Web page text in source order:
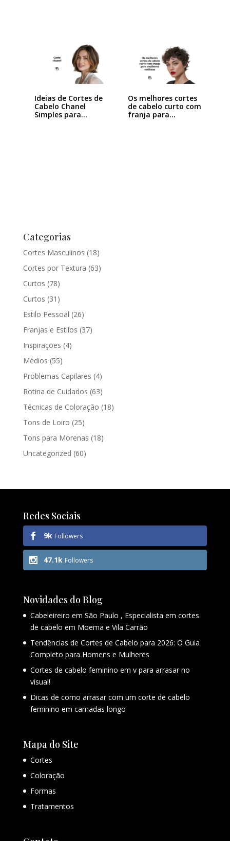
Ideias de Cortes de
Cabelo Chanel
Simples para…
Os melhores cortes
de cabelo curto com
franja para…
Categorias
Cortes Masculinos (18)
Cortes por Textura (63)
Curtos (78)
Curtos (31)
Estilo Pessoal (26)
Franjas e Estilos (37)
Inspirações (4)
Médios (55)
Problemas Capilares (4)
Rotina de Cuidados (63)
Técnicas de Coloração (18)
Tons de Loiro (25)
Tons para Morenas (18)
Uncategorized (60)
Redes Sociais
9k Followers
47.1k Followers
Novidades do Blog
Cabeleireiro em São Paulo , Especialista em cortes
de cabelo em Moema e Vila Carrão
Tendências de Cortes de Cabelo para 2026: O Guia
Completo para Homens e Mulheres
Cortes de cabelo feminino em v para arrasar no
visual!
Dicas de como arrasar com um corte de cabelo
feminino em camadas longo
Mapa do Site
Cortes
Coloração
Formas
Tratamentos